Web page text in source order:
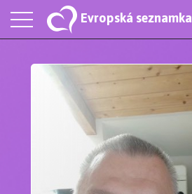
Evropská seznamka